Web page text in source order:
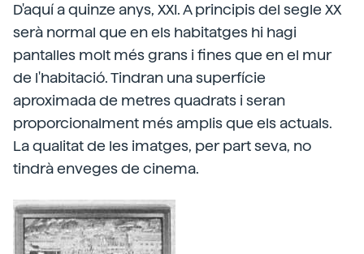
D'aquí a quinze anys, XXI. A principis del segle XX
serà normal que en els habitatges hi hagi
pantalles molt més grans i fines que en el mur
de l'habitació. Tindran una superfície
aproximada de metres quadrats i seran
proporcionalment més amplis que els actuals.
La qualitat de les imatges, per part seva, no
tindrà enveges de cinema.